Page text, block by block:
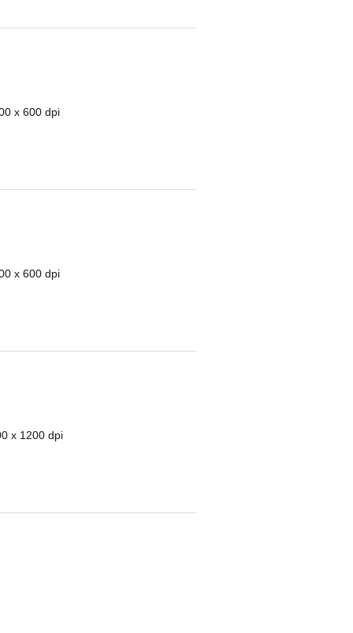
x 600 dpi
x 600 dpi
x 1200 dpi